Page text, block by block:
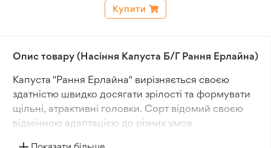
Купити
Опис товару (Насіння Капуста Б/Г Рання Ерлайна)
Капуста "Рання Ерлайна" вирізняється своєю
здатністю швидко досягати зрілості та формувати
щільні, атрактивні головки. Сорт відомий своєю
відмінною адаптацією до різних умов